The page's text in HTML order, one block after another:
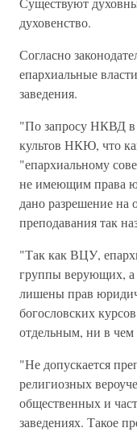
духовенство.
Согласно
епархиальные
заведения.
"По запросу НКВД в
культов НКЮ, что
"епархиальному
не имеющим права
дано разрешение на
преподавания так
"Так как ВЦУ,
группы верующих, а
лишены прав
богословских
отдельным, ни в
"Не допускается
религиозных
общественных и
заведениях. Такое